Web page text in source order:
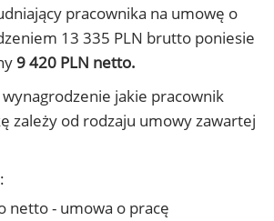
pracownika na umowę o
13 335 PLN brutto poniesie
9 420 PLN netto.
jakie pracownik
zależy od rodzaju umowy zawartej
netto - umowa o pracę